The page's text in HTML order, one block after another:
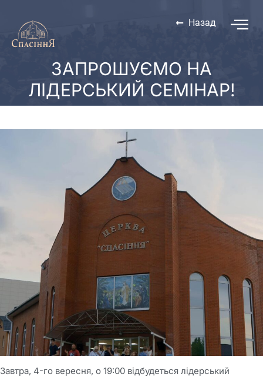
Назад
ЗАПРОШУЄМО НА
ЛІДЕРСЬКИЙ СЕМІНАР!
Завтра, 4-го вересня, о 19:00 відбудеться лідерський